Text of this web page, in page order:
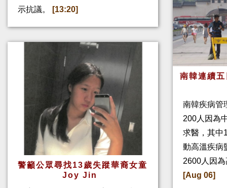
示抗議。
[13:20]
警籲公眾尋找13歲失蹤華裔女童
Joy Jin
南韓連續
南韓疾病管
200人因為
求醫，其中
動高溫疾病
2600人因
[Aug 06]